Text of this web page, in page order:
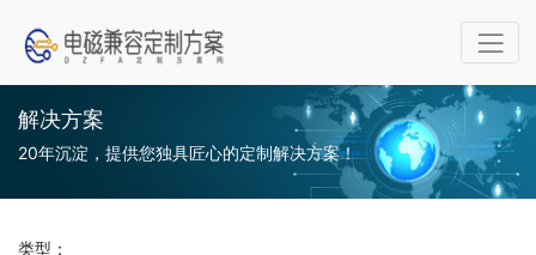
解决方案
20年沉淀，提供您独具匠心的定制解决方案！
类型：